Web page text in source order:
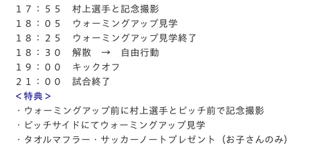
１７：５５ 村上選手と記念撮影
１８：０５ ウォーミングアップ見学
１８：２５ ウォーミングアップ見学終了
１８：３０ 解散 → 自由行動
１９：００ キックオフ
２１：００ 試合終了
＜特典＞
・ウォーミングアップ前に村上選手とピッチ前で記念撮影
・ピッチサイドにてウォーミングアップ見学
・タオルマフラー・サッカーノートプレゼント（お子さんのみ）